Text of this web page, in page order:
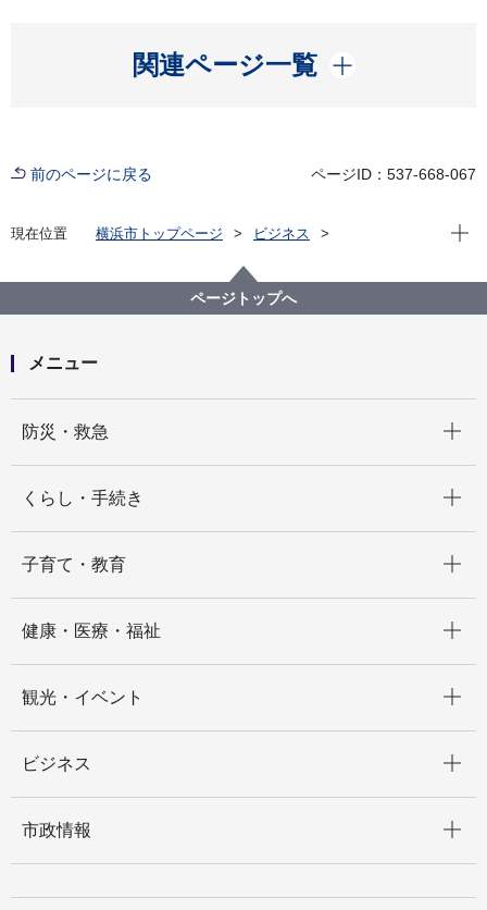
関連ページ一覧
開く
前のページに戻る ページID：537-668-067
現在位置 横浜市トップページ
ビジネス
環境・省エネに関する取組・補助制度等
横浜市建築物環境配慮制度（CASBEE横浜）
CASBEE横浜(2000㎡以上の建築物）
現在
ページトップへ
メニュー
防災・救急
くらし・手続き
子育て・教育
健康・医療・福祉
観光・イベント
ビジネス
市政情報